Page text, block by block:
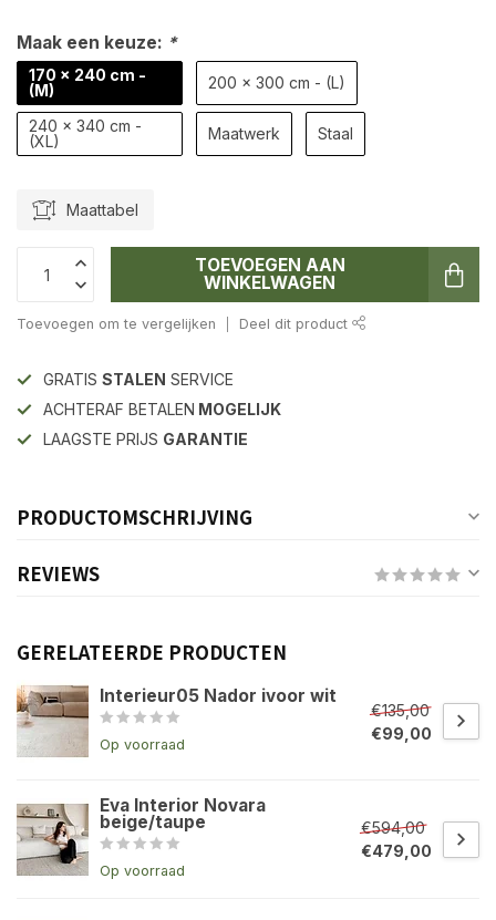
Maak een keuze: *
170 x 240 cm -
(M)
200 x 300 cm - (L)
240 x 340 cm -
(XL)
Maatwerk Staal
Maattabel
TOEVOEGEN AAN
WINKELWAGEN
Toevoegen om te vergelijken Deel dit product
GRATIS STALEN SERVICE
ACHTERAF BETALEN MOGELIJK
LAAGSTE PRIJS GARANTIE
PRODUCTOMSCHRIJVING
REVIEWS
GERELATEERDE PRODUCTEN
Interieur05 Nador ivoor wit
Op voorraad
€135,00
€99,00
Eva Interior Novara
beige/taupe
Op voorraad
€594,00
€479,00